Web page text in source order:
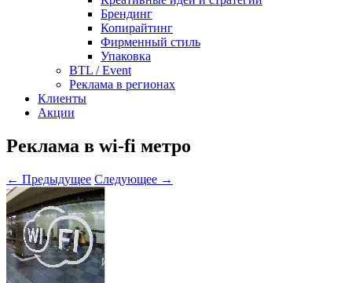
Брендинг
Копирайтинг
Фирменный стиль
Упаковка
BTL / Event
Реклама в регионах
Клиенты
Акции
Реклама в wi-fi метро
← Предыдущее Следующее →